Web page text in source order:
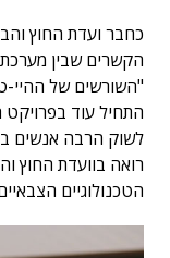
כחבר ועדת החוץ
הקשרים שבין מערכת
"השורשים של ההיי-
התחיל עוד
לשוק הרבה אנשים
רואה בוועדת החוץ
הטכנולוגיים